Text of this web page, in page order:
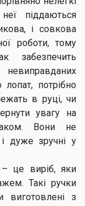
піддаються
і совкова
роботи, тому
забезпечить
потрібно
в руці, чи
увагу на
Вони не
і дуже зручні у
це виріб, яки
Такі ручки
виготовлені з